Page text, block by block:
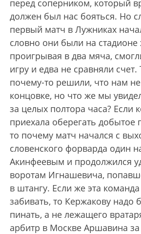
перед соперником, который
должен был нас бояться. Но
первый матч в Лужниках
словно они были на стадионе
проигрывая в два мяча,
игру и едва не сравняли
почему-то решили, что нам
концовке, но что же мы
за целых полтора часа? Если
приехала оберегать добытое
то почему матч начался с
словенского форварда один
Акинфеевым и продолжился
воротам Игнашевича,
в штангу. Если же эта
забивать, то Кержакову надо
пинать, а не лежащего
арбитр в Москве Аршавина за